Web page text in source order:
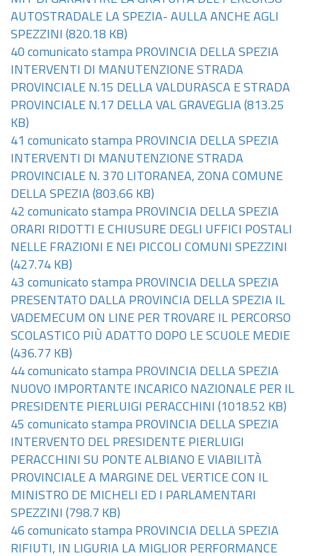
AUTOSTRADALE LA SPEZIA- AULLA ANCHE AGLI
SPEZZINI (820.18 KB)
40 comunicato stampa PROVINCIA DELLA SPEZIA
INTERVENTI DI MANUTENZIONE STRADA
PROVINCIALE N.15 DELLA VALDURASCA E STRADA
PROVINCIALE N.17 DELLA VAL GRAVEGLIA (813.25
KB)
41 comunicato stampa PROVINCIA DELLA SPEZIA
INTERVENTI DI MANUTENZIONE STRADA
PROVINCIALE N. 370 LITORANEA, ZONA COMUNE
DELLA SPEZIA (803.66 KB)
42 comunicato stampa PROVINCIA DELLA SPEZIA
ORARI RIDOTTI E CHIUSURE DEGLI UFFICI POSTALI
NELLE FRAZIONI E NEI PICCOLI COMUNI SPEZZINI
(427.74 KB)
43 comunicato stampa PROVINCIA DELLA SPEZIA
PRESENTATO DALLA PROVINCIA DELLA SPEZIA IL
VADEMECUM ON LINE PER TROVARE IL PERCORSO
SCOLASTICO PIÙ ADATTO DOPO LE SCUOLE MEDIE
(436.77 KB)
44 comunicato stampa PROVINCIA DELLA SPEZIA
NUOVO IMPORTANTE INCARICO NAZIONALE PER IL
PRESIDENTE PIERLUIGI PERACCHINI (1018.52 KB)
45 comunicato stampa PROVINCIA DELLA SPEZIA
INTERVENTO DEL PRESIDENTE PIERLUIGI
PERACCHINI SU PONTE ALBIANO E VIABILITÀ
PROVINCIALE A MARGINE DEL VERTICE CON IL
MINISTRO DE MICHELI ED I PARLAMENTARI
SPEZZINI (798.7 KB)
46 comunicato stampa PROVINCIA DELLA SPEZIA
RIFIUTI, IN LIGURIA LA MIGLIOR PERFORMANCE